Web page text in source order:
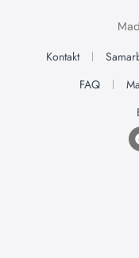
Kontakt
FAQ